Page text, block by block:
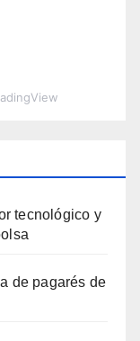
tecnológico y
de pagarés de